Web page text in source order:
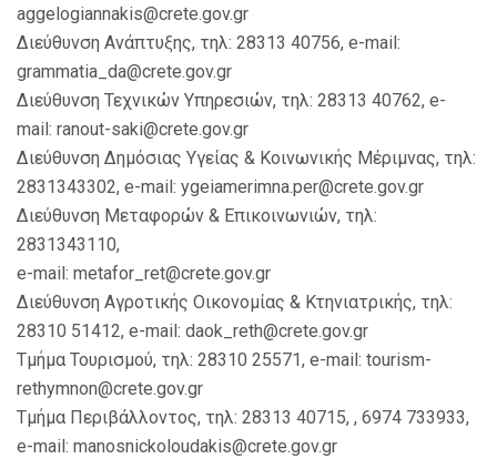
aggelogiannakis@crete.gov.gr
Διεύθυνση Ανάπτυξης, τηλ: 28313 40756, e-mail:
grammatia_da@crete.gov.gr
Διεύθυνση Τεχνικών Υπηρεσιών, τηλ: 28313 40762, e-
mail: ranout-saki@crete.gov.gr
Διεύθυνση Δημόσιας Υγείας & Κοινωνικής Μέριμνας, τηλ:
2831343302, e-mail: ygeiamerimna.per@crete.gov.gr
Διεύθυνση Μεταφορών & Επικοινωνιών, τηλ:
2831343110,
e-mail: metafor_ret@crete.gov.gr
Διεύθυνση Αγροτικής Οικονομίας & Κτηνιατρικής, τηλ:
28310 51412, e-mail: daok_reth@crete.gov.gr
Τμήμα Τουρισμού, τηλ: 28310 25571, e-mail: tourism-
rethymnon@crete.gov.gr
Τμήμα Περιβάλλοντος, τηλ: 28313 40715, , 6974 733933,
e-mail: manosnickoloudakis@crete.gov.gr